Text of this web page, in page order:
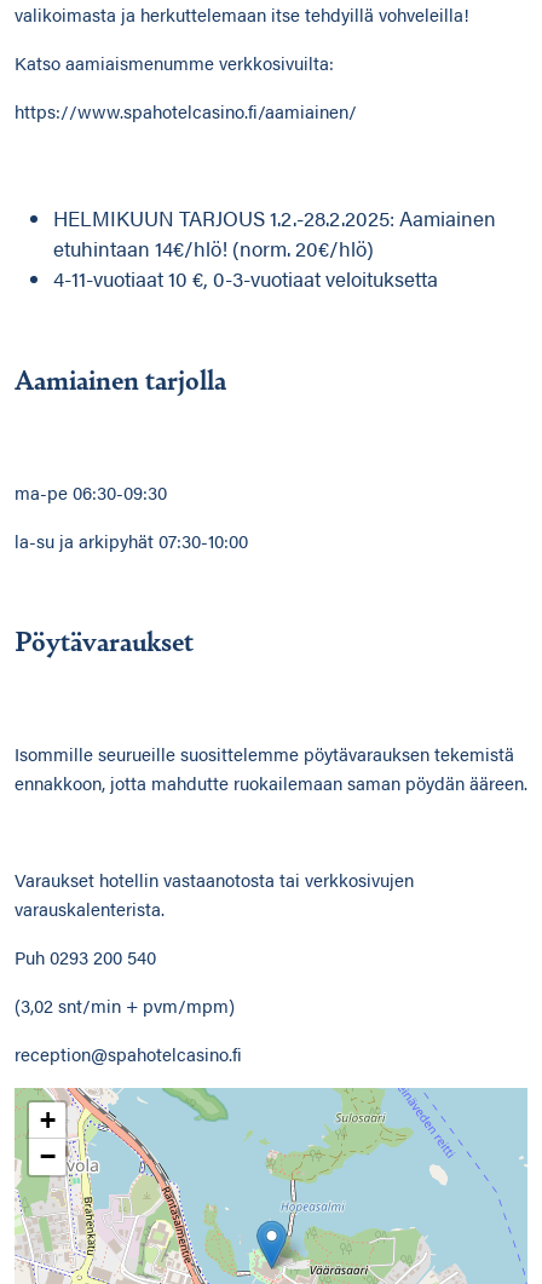
valikoimasta ja herkuttelemaan itse tehdyillä vohveleilla!
Katso aamiaismenumme verkkosivuilta:
https://www.spahotelcasino.fi/aamiainen/
HELMIKUUN TARJOUS 1.2.-28.2.2025: Aamiainen
etuhintaan 14€/hlö! (norm. 20€/hlö)
4-11-vuotiaat 10 €, 0-3-vuotiaat veloituksetta
Aamiainen tarjolla
ma-pe 06:30-09:30
la-su ja arkipyhät 07:30-10:00
Pöytävaraukset
Isommille seurueille suosittelemme pöytävarauksen tekemistä
ennakkoon, jotta mahdutte ruokailemaan saman pöydän ääreen.
Varaukset hotellin vastaanotosta tai verkkosivujen
varauskalenterista.
Puh 0293 200 540
(3,02 snt/min + pvm/mpm)
reception@spahotelcasino.fi
+
−